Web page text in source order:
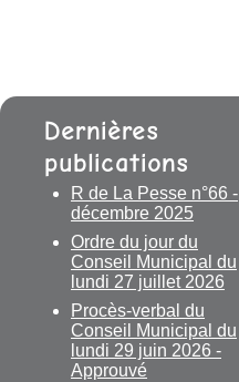
Dernières
publications
R de La Pesse n°66 -
décembre 2025
Ordre du jour du
Conseil Municipal du
lundi 27 juillet 2026
Procès-verbal du
Conseil Municipal du
lundi 29 juin 2026 -
Approuvé